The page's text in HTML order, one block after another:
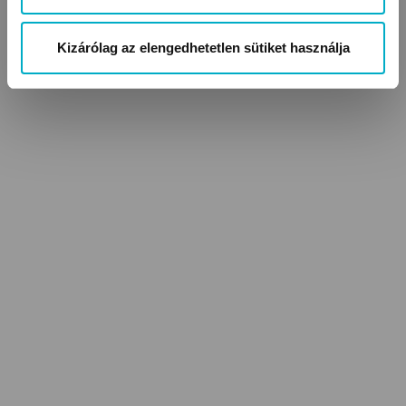
Kizárólag az elengedhetetlen sütiket használja